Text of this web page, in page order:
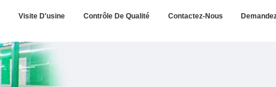
Visite D'usine Contrôle De Qualité Contactez-Nous